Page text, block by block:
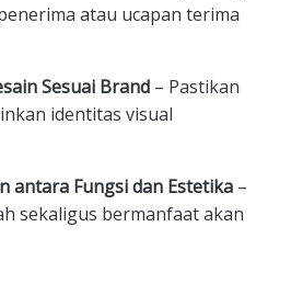
atau ucapan terima
Sesuai Brand – Pastikan
identitas visual
antara Fungsi dan Estetika –
sekaligus bermanfaat akan